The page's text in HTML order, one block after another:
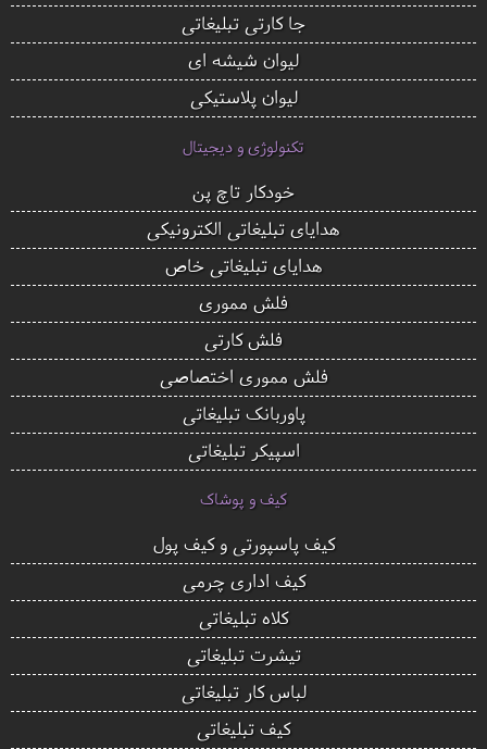
جا کارتی تبلیغاتی
لیوان شیشه ای
لیوان پلاستیکی
تکنولوژی و دیجیتال
خودکار تاچ پن
هدایای تبلیغاتی الکترونیکی
هدایای تبلیغاتی خاص
فلش مموری
فلش کارتی
فلش مموری اختصاصی
پاوربانک تبلیغاتی
اسپیکر تبلیغاتی
کیف و پوشاک
کیف پاسپورتی و کیف پول
کیف اداری چرمی
کلاه تبلیغاتی
تیشرت تبلیغاتی
لباس کار تبلیغاتی
کیف تبلیغاتی